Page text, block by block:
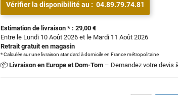
Vérifier la disponibilité au : 04.89.79.74.81
Estimation de livraison * : 29,00 €
Entre le Lundi 10 Août 2026 et le Mardi 11 Août 2026
Retrait gratuit en magasin
* Calculée sur une livraison standard à domicile en France métropolitaine
📦 Livraison en Europe et Dom-Tom – Demandez votre devis